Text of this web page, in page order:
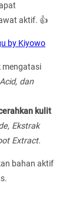
aktif. 👍
by Kiyowo
mengatasi
dan
kulit
Ekstrak
Extract.
bahan aktif